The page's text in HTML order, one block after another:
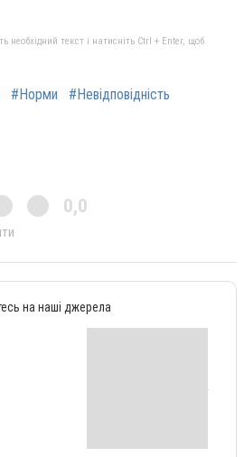
необхідний текст і натисніть Ctrl + Enter, щоб
#Норми #Невідповідність
0,0
на наші джерела